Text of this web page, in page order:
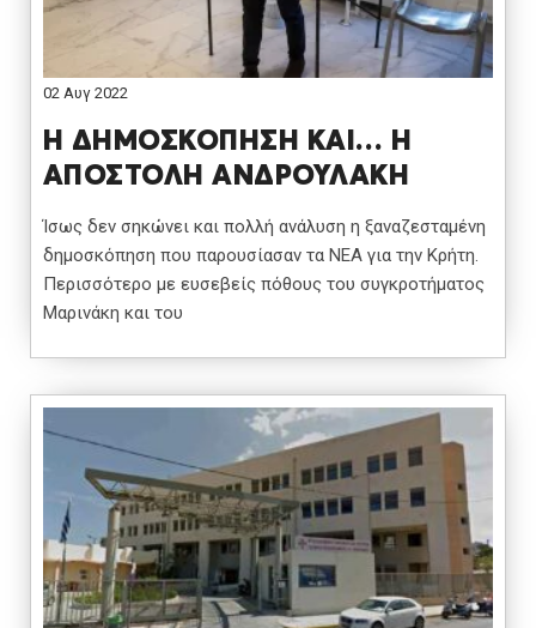
02 Αυγ 2022
Η ΔΗΜΟΣΚΟΠΗΣΗ ΚΑΙ… Η
ΑΠΟΣΤΟΛΗ ΑΝΔΡΟΥΛΑΚΗ
Ίσως δεν σηκώνει και πολλή ανάλυση η ξαναζεσταμένη
δημοσκόπηση που παρουσίασαν τα ΝΕΑ για την Κρήτη.
Περισσότερο με ευσεβείς πόθους του συγκροτήματος
Μαρινάκη και του